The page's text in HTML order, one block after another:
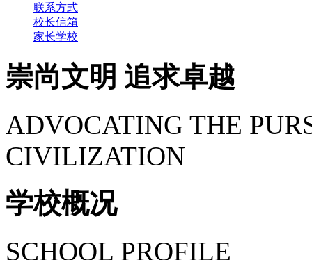
联系方式
校长信箱
家长学校
崇尚文明 追求卓越
ADVOCATING THE
CIVILIZATION
学校概况
SCHOOL PROFILE